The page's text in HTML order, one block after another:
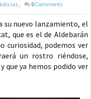
, 0 Comments
su nuevo lanzamiento, el
que es el de Aldebarán
curiosidad, podemos ver
un rostro riéndose,
que ya hemos podido ver